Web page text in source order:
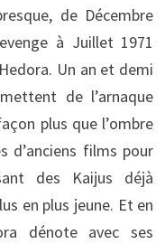
de Décembre
à Juillet 1971
Un an et demi
de l’arnaque
plus que l’ombre
d’anciens films pour
des Kaijus déjà
en plus jeune. Et en
dénote avec ses